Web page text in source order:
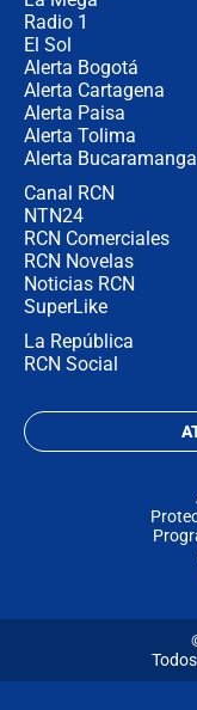
Radio 1
El Sol
Alerta Bogotá
Alerta Cartagena
Alerta Paisa
Alerta Tolima
Alerta Bucaramanga
Canal RCN
NTN24
RCN Comerciales
RCN Novelas
Noticias RCN
SuperLike
La República
RCN Social